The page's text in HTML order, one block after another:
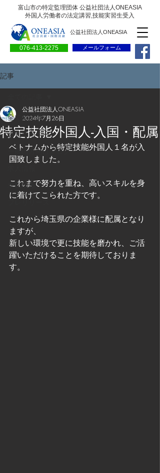
富山市の特定監理団体 公益社団法人ONEASIA
外国人労働者の法定講習,技能実習生受入
076-413-2275
公益社団法人ONEASIA
メールフォーム
記事
全ての記事
会員専用ページ
一般の方向けブログ
求職情報
プレリリース
特定技能外国人-入国・配属
公益社団法人ONEASIA
2024年7月26日
ベトナムから特定技能外国人１名が入
国致しました。
これまで努力を重ね、高いスキルを身
に着けてこられた方です。
これから埼玉県の企業様に配属となり
ますが、
新しい環境で更に技能を磨かれ、ご活
躍いただけることを期待しておりま
す。